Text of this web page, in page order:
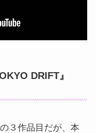
DRIFT』
３作品目だが、本